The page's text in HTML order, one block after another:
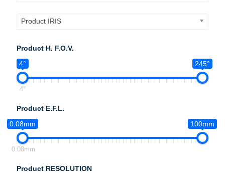
Product IRIS
Product H. F.O.V.
4°
245°
4°
Product E.F.L.
0.08mm
100mm
0.08mm
Product RESOLUTION